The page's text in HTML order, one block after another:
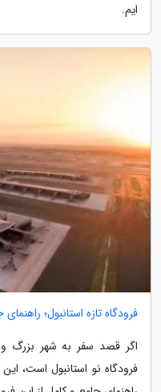
ایم.
فرودگاه تازه استانبول؛
اگر قصد سفر به شهر بزرگ و
فرودگاه نو استانبول است،